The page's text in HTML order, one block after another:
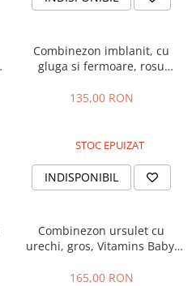
Combinezon imblanit, cu
gluga si fermoare, rosu
135,00 RON
STOC EPUIZAT
INDISPONIBIL
Combinezon ursulet cu
urechi, gros, Vitamins Baby,
165,00 RON